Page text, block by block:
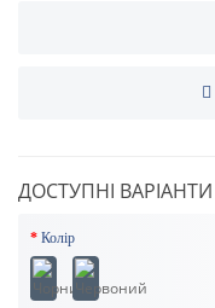
ДОСТУПНІ ВАРІАНТИ
Колір